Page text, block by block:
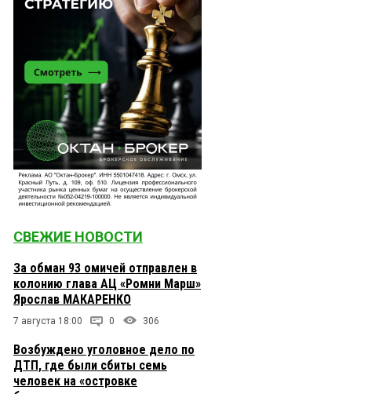
СВЕЖИЕ НОВОСТИ
За обман 93 омичей отправлен в
колонию глава АЦ «Ромни Марш»
Ярослав МАКАРЕНКО
7 августа 18:00 0 306
Возбуждено уголовное дело по
ДТП, где были сбиты семь
человек на «островке